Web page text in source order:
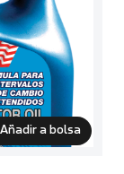
Añadir a bolsa